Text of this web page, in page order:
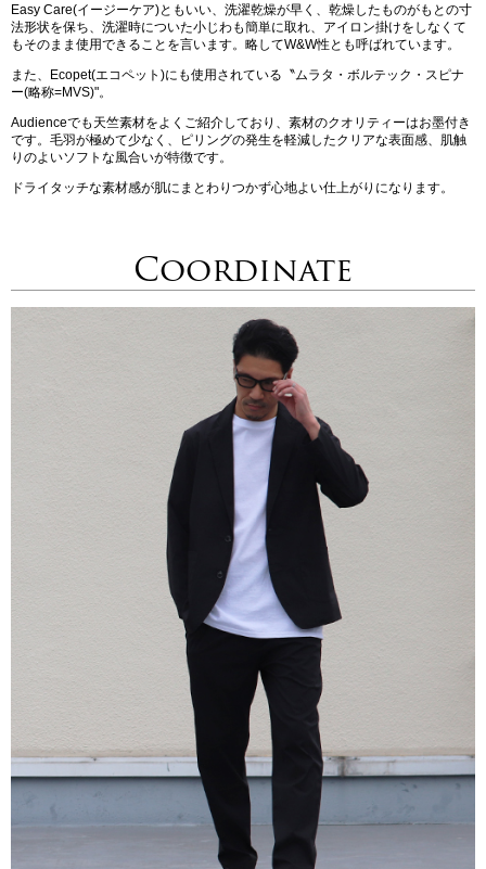
Easy Care(イージーケア)ともいい、洗濯乾燥が早く、乾燥したものがもとの寸
法形状を保ち、洗濯時についた小じわも簡単に取れ、アイロン掛けをしなくて
もそのまま使用できることを言います。略してW&W性とも呼ばれています。
また、Ecopet(エコペット)にも使用されている〝ムラタ・ボルテック・スピナ
ー(略称=MVS)"。
Audienceでも天竺素材をよくご紹介しており、素材のクオリティーはお墨付き
です。毛羽が極めて少なく、ピリングの発生を軽減したクリアな表面感、肌触
りのよいソフトな風合いが特徴です。
ドライタッチな素材感が肌にまとわりつかず心地よい仕上がりになります。
Coordinate